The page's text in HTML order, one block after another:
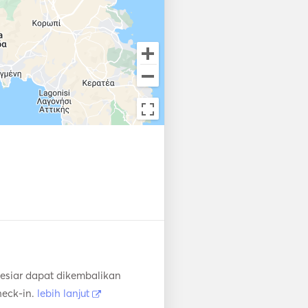
dapat dikembalikan
in. lebih lanjut